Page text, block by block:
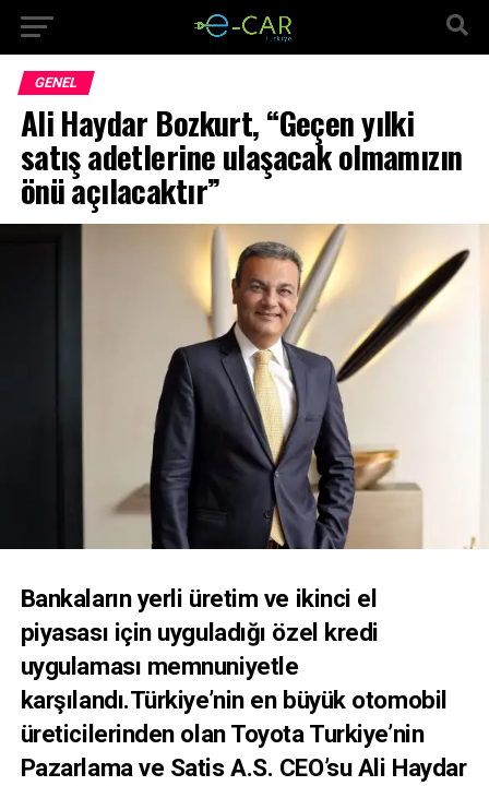
GENEL
Ali Haydar Bozkurt, “Geçen yılki
satış adetlerine ulaşacak olmamızın
önü açılacaktır”
Bankaların yerli üretim ve ikinci el
piyasası için uyguladığı özel kredi
uygulaması memnuniyetle
karşılandı.Türkiye’nin en büyük otomobil
üreticilerinden olan Toyota Turkiye’nin
Pazarlama ve Satis A.S. CEO’su Ali Haydar